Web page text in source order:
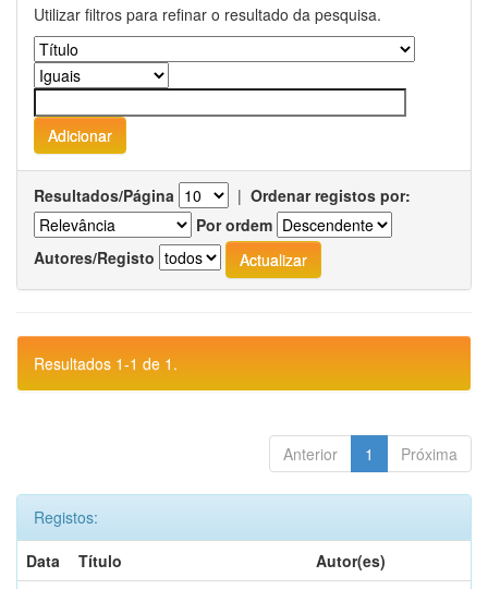
Utilizar filtros para refinar o resultado da pesquisa.
Resultados/Página | Ordenar registos por:
Por ordem
Autores/Registo
Resultados 1-1 de 1.
Anterior 1 Próxima
Registos:
Data
Título
Autor(es)